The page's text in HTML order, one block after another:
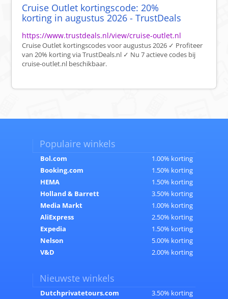
Cruise Outlet kortingscode: 20%
korting in augustus 2026 - TrustDeals
https://www.trustdeals.nl/view/cruise-outlet.nl
Cruise Outlet kortingscodes voor augustus 2026 ✓ Profiteer
van 20% korting via TrustDeals.nl ✓ Nu 7 actieve codes bij
cruise-outlet.nl beschikbaar.
Populaire winkels
Bol.com
1.00% korting
Booking.com
1.50% korting
HEMA
1.50% korting
Holland & Barrett
3.50% korting
Media Markt
1.00% korting
AliExpress
2.50% korting
Expedia
1.50% korting
Nelson
5.00% korting
V&D
2.00% korting
Nieuwste winkels
Dutchprivatetours.com 3.50% korting